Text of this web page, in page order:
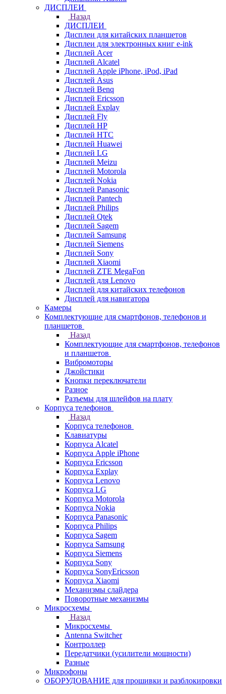
ДИСПЛЕИ
Назад
ДИСПЛЕИ
Дисплеи для китайских планшетов
Дисплеи для электронных книг e-ink
Дисплей Acer
Дисплей Alcatel
Дисплей Apple iPhone, iPod, iPad
Дисплей Asus
Дисплей Benq
Дисплей Ericsson
Дисплей Explay
Дисплей Fly
Дисплей HP
Дисплей HTC
Дисплей Huawei
Дисплей LG
Дисплей Meizu
Дисплей Motorola
Дисплей Nokia
Дисплей Panasonic
Дисплей Pantech
Дисплей Philips
Дисплей Qtek
Дисплей Sagem
Дисплей Samsung
Дисплей Siemens
Дисплей Sony
Дисплей Xiaomi
Дисплей ZTE MegaFon
Дисплей для Lenovo
Дисплей для китайских телефонов
Дисплей для навигатора
Камеры
Комплектующие для смартфонов, телефонов и
планшетов
Назад
Комплектующие для смартфонов, телефонов
и планшетов
Вибромоторы
Джойстики
Кнопки переключатели
Разное
Разъемы для шлейфов на плату
Корпуса телефонов
Назад
Корпуса телефонов
Клавиатуры
Корпуса Alcatel
Корпуса Apple iPhone
Корпуса Ericsson
Корпуса Explay
Корпуса Lenovo
Корпуса LG
Корпуса Motorola
Корпуса Nokia
Корпуса Panasonic
Корпуса Philips
Корпуса Sagem
Корпуса Samsung
Корпуса Siemens
Корпуса Sony
Корпуса SonyEricsson
Корпуса Xiaomi
Механизмы слайдера
Поворотные механизмы
Микросхемы
Назад
Микросхемы
Antenna Switcher
Контроллер
Передатчики (усилители мощности)
Разные
Микрофоны
ОБОРУДОВАНИЕ для прошивки и разблокировки